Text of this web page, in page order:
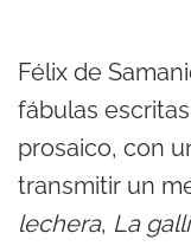
Félix de
fábulas
prosaico, con
transmitir un
lechera, La